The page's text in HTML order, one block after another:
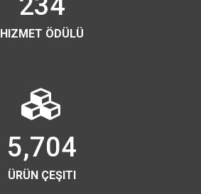
HIZMET ÖDÜLÜ
5,704
ÜRÜN ÇEŞITI